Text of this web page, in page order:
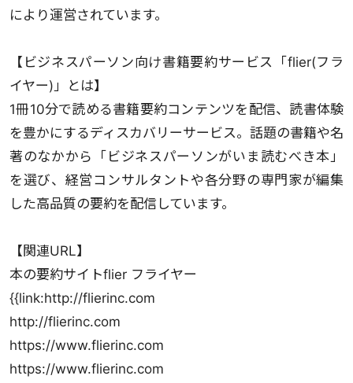
により運営されています。
【ビジネスパーソン向け書籍要約サービス「flier(フラ
イヤー)」とは】
1冊10分で読める書籍要約コンテンツを配信、読書体験
を豊かにするディスカバリーサービス。話題の書籍や名
著のなかから「ビジネスパーソンがいま読むべき本」
を選び、経営コンサルタントや各分野の専門家が編集
した高品質の要約を配信しています。
【関連URL】
本の要約サイトflier フライヤー
{{link:http://flierinc.com
http://flierinc.com
https://www.flierinc.com
https://www.flierinc.com